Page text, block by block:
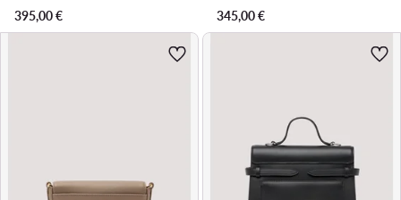
395,00€
345,00€